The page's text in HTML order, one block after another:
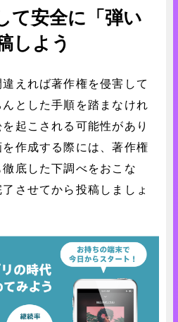
て安全に「弾い
しよう
えれば著作権を侵害して
とした手順を踏まなけれ
起こされる可能性があり
作成する際には、著作権
底した下調べをおこな
させてから投稿しましょ